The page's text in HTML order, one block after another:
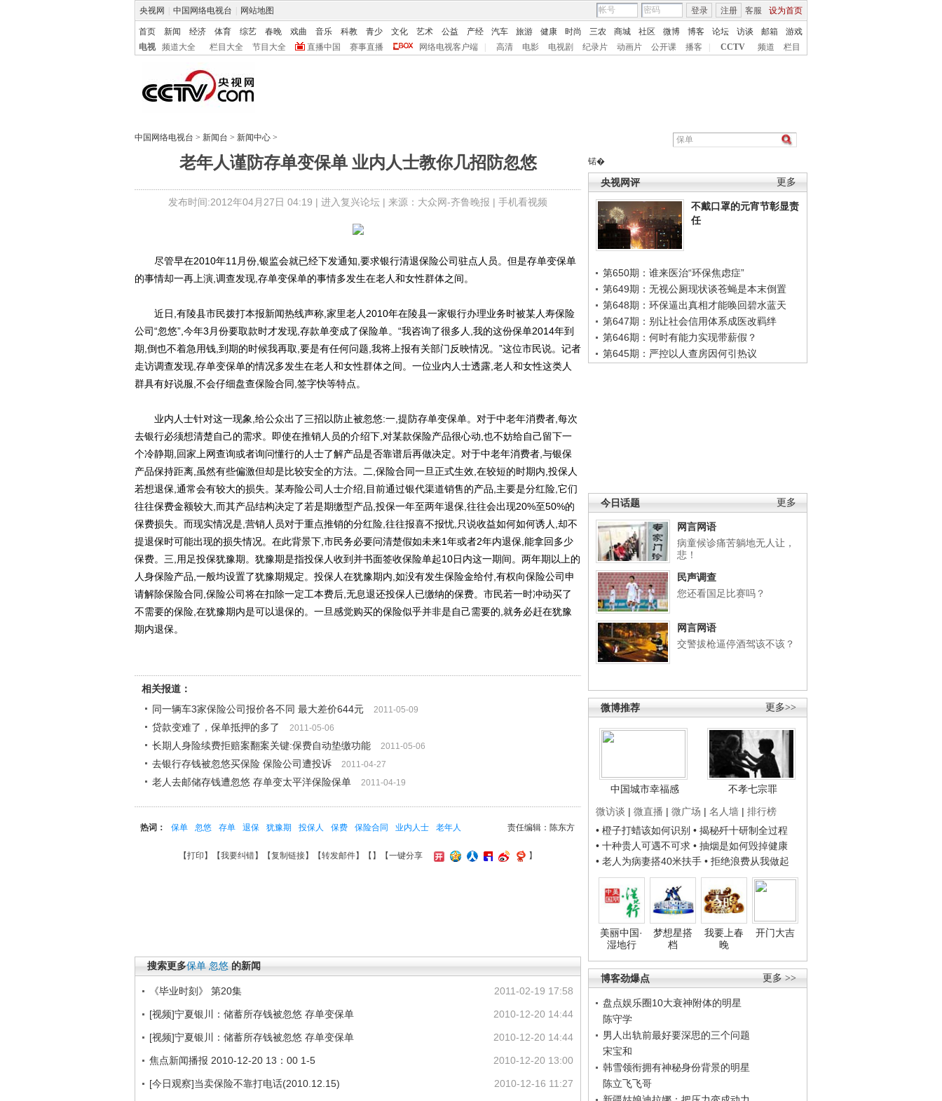
央视网 中国网络电视台 网站地图 客服 设为首页
登录 注册
首页 新闻 经济 体育 综艺 春晚 戏曲 音乐 科教 青少 文化 艺术 公益 产经 汽车 旅游 健康 时尚 三农 商城 社区 微博 博客 论坛 访谈 邮箱
游戏
电视
频道大全 栏目大全 节目大全 直播中国 赛事直播 网络电视客户端 高清 电影 电视剧 纪录片 动画片 公开课 播客 CCTV 频道 栏目
中国网络电视台 > 新闻台 > 新闻中心 >
老年人谨防存单变保单 业内人士教你几招防忽悠
发布时间:2012年04月27日 04:19 | 进入复兴论坛 | 来源：大众网-齐鲁晚报 | 手机看视频
锘�
更多
央视网评
不戴口罩的元宵节彰显责
任
第650期：谁来医治“环保焦虑症”
第649期：无视公厕现状谈苍蝇是本末倒置
第648期：环保逼出真相才能唤回碧水蓝天
第647期：别让社会信用体系成医改羁绊
第646期：何时有能力实现带薪假？
第645期：严控以人查房因何引热议
更多
今日话题
网言网语
病童候诊痛苦躺地无人让，
悲！
民声调查
您还看国足比赛吗？
网言网语
交警拔枪逼停酒驾该不该？
更多>>
微博推荐
中国城市幸福感
不孝七宗罪
微访谈 | 微直播 | 微广场 | 名人墙 | 排行榜
• 橙子打蜡该如何识别 • 揭秘歼十研制全过程
• 十种贵人可遇不可求 • 抽烟是如何毁掉健康
• 老人为病妻搭40米扶手 • 拒绝浪费从我做起
美丽中国·
湿地行
梦想星搭
档
我要上春
晚
开门大吉
更多 >>
博客劲爆点
盘点娱乐圈10大衰神附体的明星
陈守学
男人出轨前最好要深思的三个问题
宋宝和
韩雪领衔拥有神秘身份背景的明星
陈立飞飞哥
尽管早在2010年11月份,银监会就已经下发通知,要求银行清退保险公司驻点人员。但是存单变保单
的事情却一再上演,调查发现,存单变保单的事情多发生在老人和女性群体之间。
近日,有陵县市民拨打本报新闻热线声称,家里老人2010年在陵县一家银行办理业务时被某人寿保险
公司“忽悠”,今年3月份要取款时才发现,存款单变成了保险单。“我咨询了很多人,我的这份保单2014年到
期,倒也不着急用钱,到期的时候我再取,要是有任何问题,我将上报有关部门反映情况。”这位市民说。记者
走访调查发现,存单变保单的情况多发生在老人和女性群体之间。一位业内人士透露,老人和女性这类人
群具有好说服,不会仔细盘查保险合同,签字快等特点。
业内人士针对这一现象,给公众出了三招以防止被忽悠:一,提防存单变保单。对于中老年消费者,每次
去银行必须想清楚自己的需求。即使在推销人员的介绍下,对某款保险产品很心动,也不妨给自己留下一
个冷静期,回家上网查询或者询问懂行的人士了解产品是否靠谱后再做决定。对于中老年消费者,与银保
产品保持距离,虽然有些偏激但却是比较安全的方法。二,保险合同一旦正式生效,在较短的时期内,投保人
若想退保,通常会有较大的损失。某寿险公司人士介绍,目前通过银代渠道销售的产品,主要是分红险,它们
往往保费金额较大,而其产品结构决定了若是期缴型产品,投保一年至两年退保,往往会出现20%至50%的
保费损失。而现实情况是,营销人员对于重点推销的分红险,往往报喜不报忧,只说收益如何如何诱人,却不
提退保时可能出现的损失情况。在此背景下,市民务必要问清楚假如未来1年或者2年内退保,能拿回多少
保费。三,用足投保犹豫期。犹豫期是指投保人收到并书面签收保险单起10日内这一期间。两年期以上的
人身保险产品,一般均设置了犹豫期规定。投保人在犹豫期内,如没有发生保险金给付,有权向保险公司申
请解除保险合同,保险公司将在扣除一定工本费后,无息退还投保人已缴纳的保费。市民若一时冲动买了
不需要的保险,在犹豫期内是可以退保的。一旦感觉购买的保险似乎并非是自己需要的,就务必赶在犹豫
期内退保。
相关报道：
同一辆车3家保险公司报价各不同 最大差价644元
2011-05-09
贷款变难了，保单抵押的多了 2011-05-06
长期人身险续费拒赔案翻案关键:保费自动垫缴功能 2011-05-06
去银行存钱被忽悠买保险 保险公司遭投诉 2011-04-27
老人去邮储存钱遭忽悠 存单变太平洋保险保单 2011-04-19
责任编辑：陈东方
热词： 保单 忽悠 存单 退保 犹豫期 投保人 保费 保险合同 业内人士 老年人
【打印 】【我要纠错】【复制链接】【转发邮件】【 】 【一键分享 】
搜索更多保单 忽悠 的新闻
2011-02-19 17:58
《毕业时刻》 第20集
2010-12-20 14:44
[视频]宁夏银川：储蓄所存钱被忽悠 存单变保单
2010-12-20 14:44
[视频]宁夏银川：储蓄所存钱被忽悠 存单变保单
2010-12-20 13:00
焦点新闻播报 2010-12-20 13：00 1-5
2010-12-16 11:27
[今日观察]当卖保险不靠打电话(2010.12.15)